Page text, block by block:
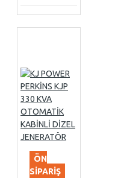
ÖN
SIPARIŞ